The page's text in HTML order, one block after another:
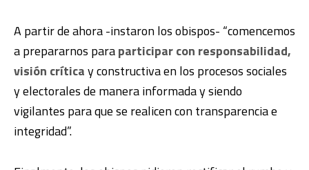
A partir de ahora -instaron los obispos- “comencemos
a prepararnos paraparticipar con responsabilidad,
visión críticay constructiva en los procesos sociales
y electorales de manera informada y siendo
vigilantes para que se realicen con transparencia e
integridad”.